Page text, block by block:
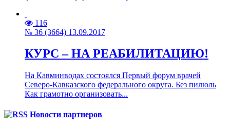
116
№ 36 (3664) 13.09.2017
КУРС – НА РЕАБИЛИТАЦИЮ!
На Кавминводах состоялся Первый форум врачей
Северо-Кавказского федерального округа. Без пилюль
Как грамотно организовать...
Новости партнеров